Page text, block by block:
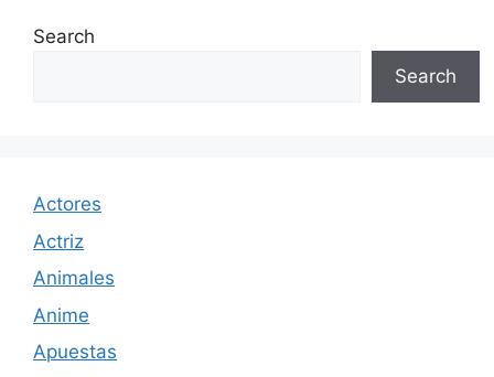
Search
Search
Actores
Actriz
Animales
Anime
Apuestas